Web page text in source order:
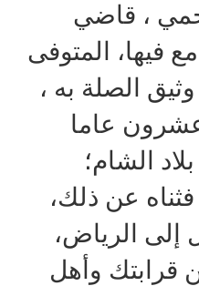
، قاضي
فيها، المتوفى
وثيق الصلة به ،
عاما
الشام؛
عن ذلك،
إلى الرياض،
قرابتك وأهل